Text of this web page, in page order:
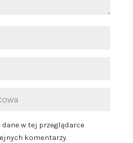
w tej przeglądarce
komentarzy.